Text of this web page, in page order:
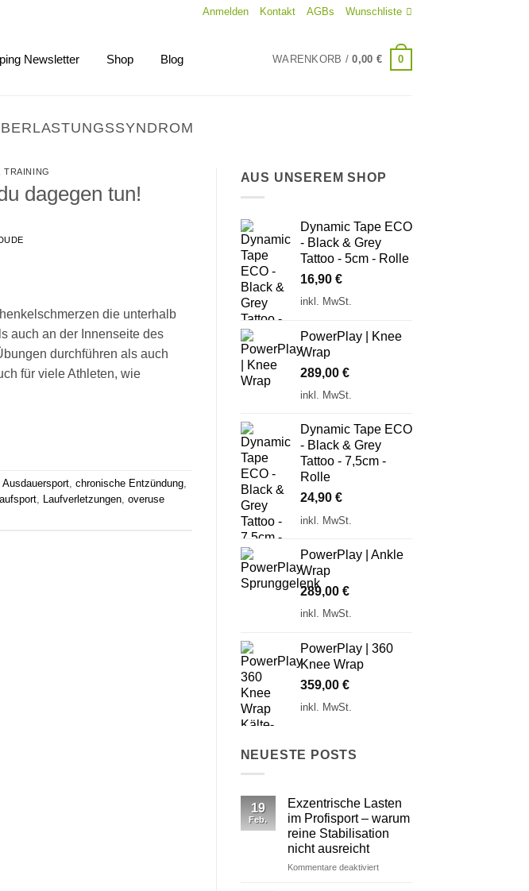
Anmelden Kontakt AGBs Wunschliste
Newsletter Shop Blog WARENKORB /0,00 € 0
,TRAINING
dagegen tun!
die unterhalb
auch an der Innenseite des
durchführen als auch
für viele Athleten, wie
Ausdauersport, chronische Entzündung,
, Laufverletzungen, overuse
AUS UNSEREM SHOP
Dynamic Tape ECO
- Black & Grey
Tattoo - 5cm - Rolle
16,90 €
inkl. MwSt.
PowerPlay | Knee
Wrap
289,00 €
inkl. MwSt.
Dynamic Tape ECO
- Black & Grey
Tattoo - 7,5cm -
Rolle
24,90 €
inkl. MwSt.
PowerPlay | Ankle
Wrap
289,00 €
inkl. MwSt.
PowerPlay | 360
Knee Wrap
359,00 €
inkl. MwSt.
NEUESTE POSTS
19
Feb.
Exzentrische Lasten
im Profisport – warum
reine Stabilisation
nicht ausreicht
Kommentare deaktiviertfür